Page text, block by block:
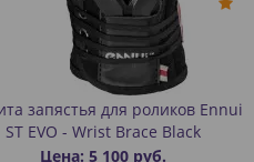
запястья для роликов Ennui
ST EVO - Wrist Brace Black
Цена: 5 100 руб.